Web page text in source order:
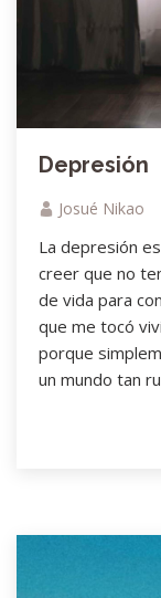
Depresión
Josué Nikao
La depresión
creer que no
de vida para
que me tocó
porque
un mundo tan